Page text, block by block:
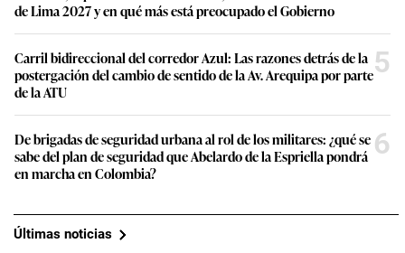
de Lima 2027 y en qué más está preocupado el Gobierno
Carril bidireccional del corredor Azul: Las razones detrás de la
postergación del cambio de sentido de la Av. Arequipa por parte
de la ATU
5
De brigadas de seguridad urbana al rol de los militares: ¿qué se
sabe del plan de seguridad que Abelardo de la Espriella pondrá
en marcha en Colombia?
6
Últimas noticias